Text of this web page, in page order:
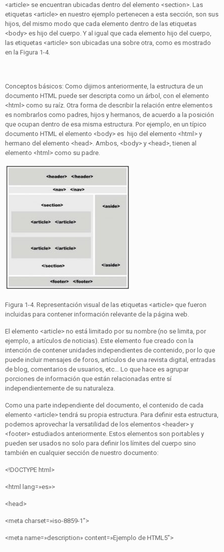
<article> se encuentran ubicadas dentro del elemento <section>. Las
etiquetas <article> en nuestro ejemplo pertenecen a esta sección, son sus
hijos, del mismo modo que cada elemento dentro de las etiquetas
<body> es hijo del cuerpo. Y al igual que cada elemento hijo del cuerpo,
las etiquetas <article> son ubicadas una sobre otra, como es mostrado
en la Figura 1-4.
Conceptos básicos: Como dijimos anteriormente, la estructura de un
documento HTML puede ser descripta como un árbol, con el elemento
<html> como su raíz. Otra forma de describir la relación entre elementos
es nombrarlos como padres, hijos y hermanos, de acuerdo a la posición
que ocupan dentro de esa misma estructura. Por ejemplo, en un típico
documento HTML el elemento <body> es hijo del elemento <html> y
hermano del elemento <head>. Ambos, <body> y <head>, tienen al
elemento <html> como su padre.
Figura 1-4. Representación visual de las etiquetas <article> que fueron
incluidas para contener información relevante de la página web.
El elemento <article> no está limitado por su nombre (no se limita, por
ejemplo, a artículos de noticias). Este elemento fue creado con la
intención de contener unidades independientes de contenido, por lo que
puede incluir mensajes de foros, artículos de una revista digital, entradas
de blog, comentarios de usuarios, etc… Lo que hace es agrupar
porciones de información que están relacionadas entre sí
independientemente de su naturaleza.
Como una parte independiente del documento, el contenido de cada
elemento <article> tendrá su propia estructura. Para definir esta estructura,
podemos aprovechar la versatilidad de los elementos <header> y
<footer> estudiados anteriormente. Estos elementos son portables y
pueden ser usados no solo para definir los límites del cuerpo sino
también en cualquier sección de nuestro documento:
<!DOCTYPE html>
<html lang=»es»>
<head>
<meta charset=»iso-8859-1″>
<meta name=»description» content=»Ejemplo de HTML5″>